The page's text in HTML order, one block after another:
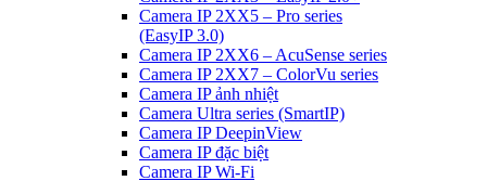
Camera IP 2XX5 – Pro series
(EasyIP 3.0)
Camera IP 2XX6 – AcuSense series
Camera IP 2XX7 – ColorVu series
Camera IP ảnh nhiệt
Camera Ultra series (SmartIP)
Camera IP DeepinView
Camera IP đặc biệt
Camera IP Wi-Fi